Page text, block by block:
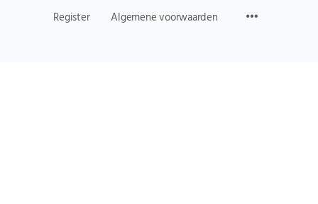
Register Algemene voorwaarden